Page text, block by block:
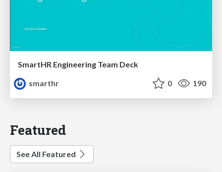
SmartHR Engineering Team Deck
smarthr
0 190
Featured
See All Featured